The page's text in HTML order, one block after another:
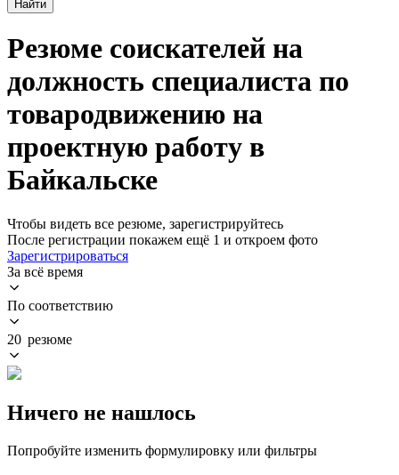
Найти
Резюме соискателей на
должность специалиста по
товародвижению на
проектную работу в
Байкальске
Чтобы видеть все резюме, зарегистрируйтесь
После регистрации покажем ещё 1 и откроем фото
Зарегистрироваться
За всё время
По соответствию
20 резюме
Ничего не нашлось
Попробуйте изменить формулировку или фильтры